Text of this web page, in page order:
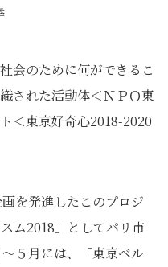
会のために何ができるこ
された活動体＜ＮＰＯ東
＜東京好奇心2018-2020
を発進したこのプロジ
ム2018」としてパリ市
５月には、「東京ベル